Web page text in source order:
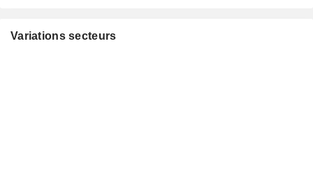
Variations secteurs